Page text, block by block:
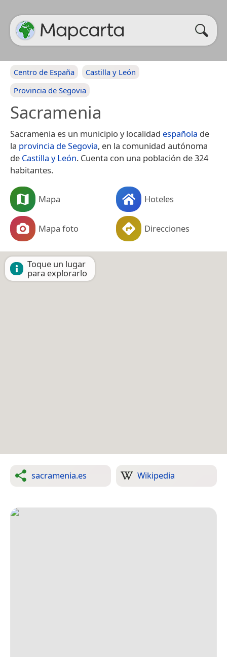
Centro de España
Castilla y León
Provincia de Segovia
Sacramenia
Sacramenia es un municipio y localidad española de
la provincia de Segovia, en la comunidad autónoma
de Castilla y León. Cuenta con una población de 324
habitantes.
Mapa Hoteles
Mapa foto Direcciones
Toque un lugar
para explorarlo
sacramenia.es Wikipedia